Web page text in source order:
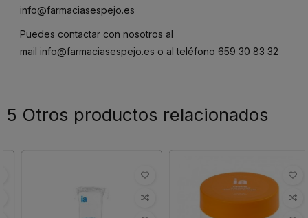
info@farmaciasespejo.es
Puedes contactar con nosotros al
mail info@farmaciasespejo.es o al teléfono 659 30 83 32
5 Otros productos relacionados